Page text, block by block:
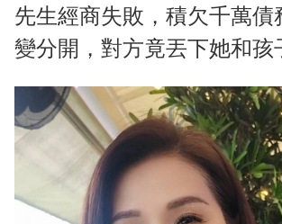
先生經商失敗，積欠千萬債
變分開，對方竟丟下她和孩